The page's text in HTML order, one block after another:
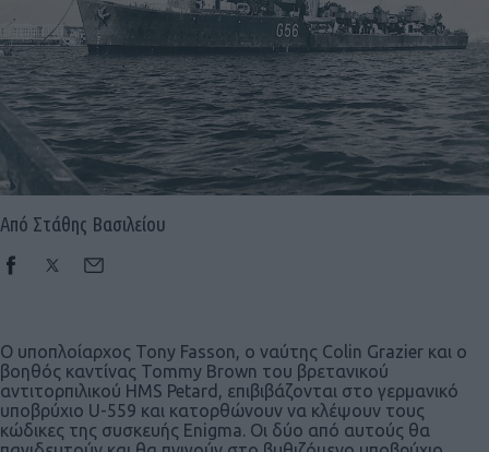
Social
Από Στάθης Βασιλείου
Ο υποπλοίαρχος Tony Fasson, ο ναύτης Colin Grazier και ο
βοηθός καντίνας Tommy Brown του βρετανικού
αντιτορπιλικού HMS Petard, επιβιβάζονται στο γερμανικό
υποβρύχιο U-559 και κατορθώνουν να κλέψουν τους
κώδικες της συσκευής Enigma. Οι δύο από αυτούς θα